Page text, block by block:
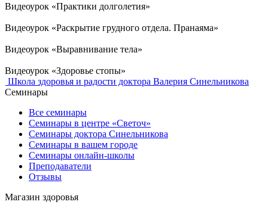
Видеоурок «Практики долголетия»
Видеоурок «Раскрытие грудного отдела. Пранаяма»
Видеоурок «Выравнивание тела»
Видеоурок «Здоровье стопы»
Школа здоровья и радости доктора Валерия Синельникова
Семинары
Все семинары
Семинары в центре «Светоч»
Семинары доктора Синельникова
Семинары в вашем городе
Семинары онлайн-школы
Преподаватели
Отзывы
Магазин здоровья